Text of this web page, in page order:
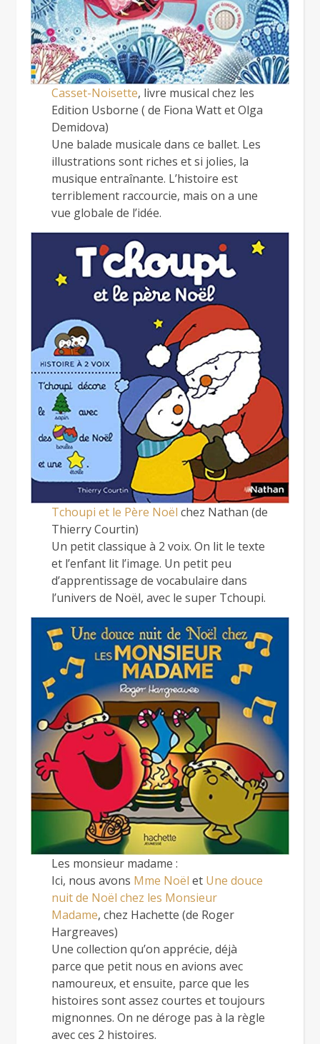
Casset-Noisette, livre musical chez les
Edition Usborne ( de Fiona Watt et Olga
Demidova)
Une balade musicale dans ce ballet. Les
illustrations sont riches et si jolies, la
musique entraînante. L’histoire est
terriblement raccourcie, mais on a une
vue globale de l’idée.
Tchoupi et le Père Noël chez Nathan (de
Thierry Courtin)
Un petit classique à 2 voix. On lit le texte
et l’enfant lit l’image. Un petit peu
d’apprentissage de vocabulaire dans
l’univers de Noël, avec le super Tchoupi.
Les monsieur madame :
Ici, nous avons Mme Noël et Une douce
nuit de Noël chez les Monsieur
Madame, chez Hachette (de Roger
Hargreaves)
Une collection qu’on apprécie, déjà
parce que petit nous en avions avec
namoureux, et ensuite, parce que les
histoires sont assez courtes et toujours
mignonnes. On ne déroge pas à la règle
avec ces 2 histoires.